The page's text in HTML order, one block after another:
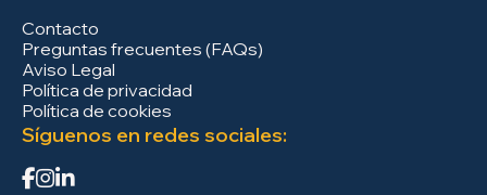
Contacto
Preguntas frecuentes (FAQs)
Aviso Legal
Política de privacidad
Política de cookies
Síguenos en redes sociales: